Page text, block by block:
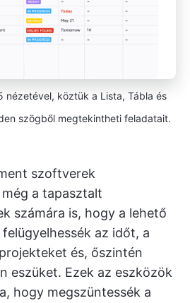
nézetével, köztük a Lista, Tábla és
szögből megtekintheti feladatait.
szoftverek
a tapasztalt
számára is, hogy a lehető
az időt, a
és, őszintén
eszüket. Ezek az eszközök
hogy megszüntessék a